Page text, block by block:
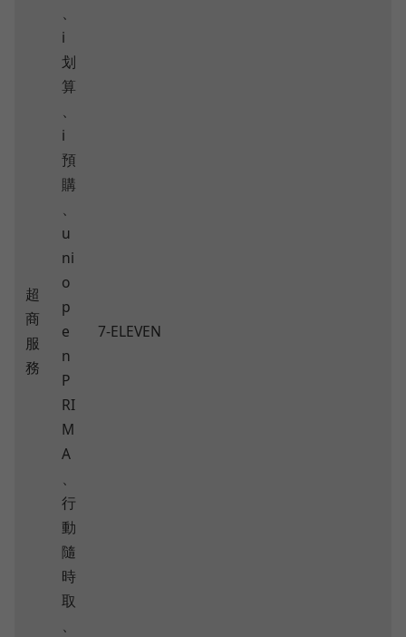
超
商
服
務
、
i
划
算
、
i
預
購
、
u
ni
o
p
e
n
P
RI
M
A
、
行
動
隨
時
取
、
7-ELEVEN